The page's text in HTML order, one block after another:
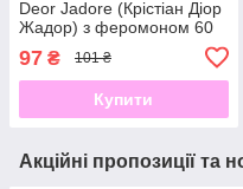
Deor Jadore (Крістіан Діор
Жадор) з феромоном 60
97 ₴ 101 ₴
Купити
Акційні пропозиції та